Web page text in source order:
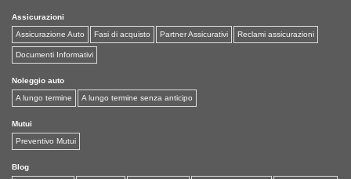
Assicurazioni
Assicurazione Auto
Fasi di acquisto Partner Assicurativi Reclami assicurazioni
Documenti Informativi
Noleggio auto
A lungo termine
A lungo termine senza anticipo
Mutui
Preventivo Mutui
Blog